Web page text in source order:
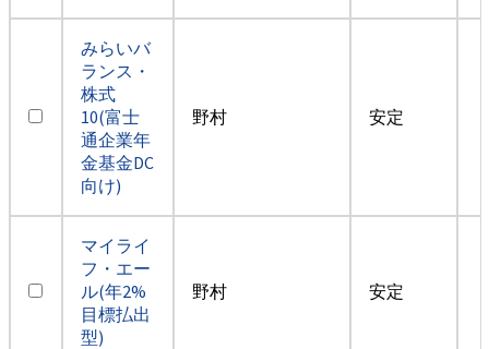
みらいバ
ランス・
株式
10(富士
通企業年
金基金DC
向け)
野村 安定
マイライ
フ・エー
ル(年2%
目標払出
型)
野村 安定